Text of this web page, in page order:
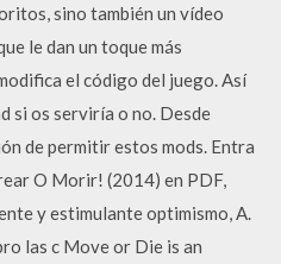
sino también un vídeo
le dan un toque más
el código del juego. Así
si os serviría o no. Desde
de permitir estos mods. Entra
O Morir! (2014) en PDF,
y estimulante optimismo, A.
las c Move or Die is an